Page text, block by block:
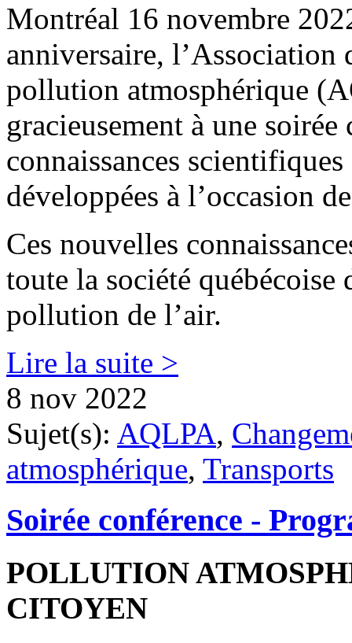
Montréal 16 novembre
anniversaire, l’Association
pollution atmosphérique
gracieusement à une
connaissances
développées à l’occasion
Ces nouvelles
toute la société québécoise
pollution de l’air.
Lire la suite >
8 nov 2022
Sujet(s): AQLPA,
atmosphérique, Transports
Soirée conférence -
POLLUTION
CITOYEN